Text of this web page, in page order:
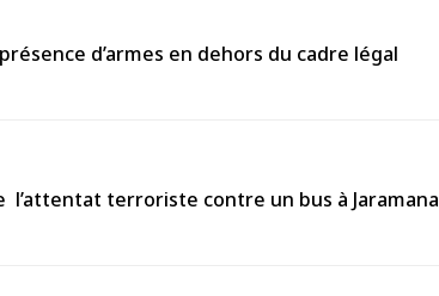
d’armes en dehors du cadre légal
l’attentat terroriste contre un bus à Jaramana